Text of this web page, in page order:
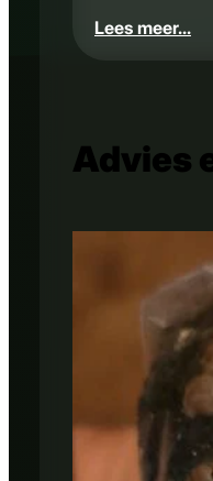
Lees meer...
Advies